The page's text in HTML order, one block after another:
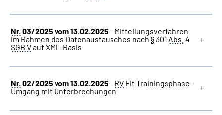
Nr.03/2025 vom 13.02.2025 - Mitteilungsverfahren
im Rahmen des Datenaustausches nach §301 Abs. 4
SGB Vauf XML-Basis
Nr.02/2025 vom 13.02.2025 - RV Fit Trainingsphase -
Umgang mit Unterbrechungen